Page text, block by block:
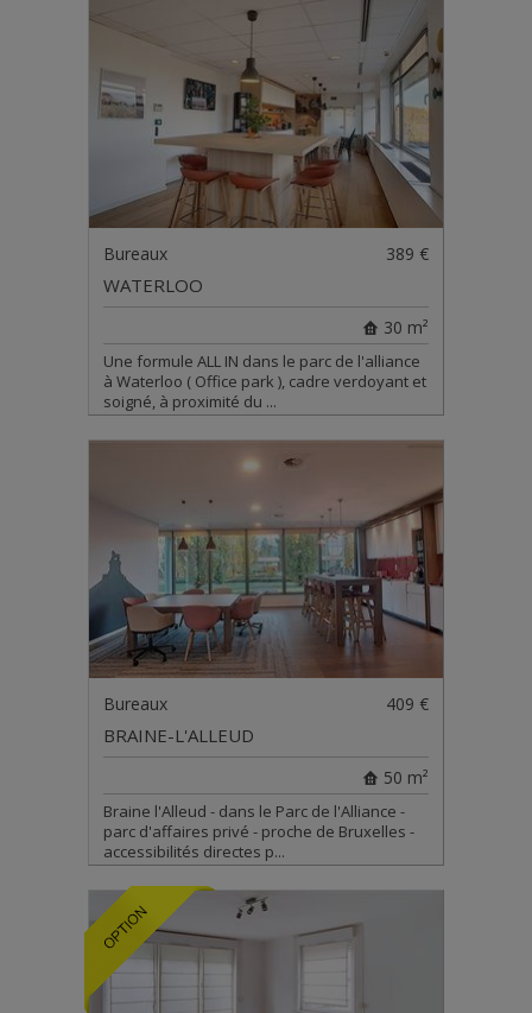
Bureaux 389 €
WATERLOO
30 m²
Une formule ALL IN dans le parc de l'alliance
à Waterloo ( Office park ), cadre verdoyant et
soigné, à proximité du ...
Bureaux 409 €
BRAINE-L'ALLEUD
50 m²
Braine l'Alleud - dans le Parc de l'Alliance -
parc d'affaires privé - proche de Bruxelles -
accessibilités directes p...